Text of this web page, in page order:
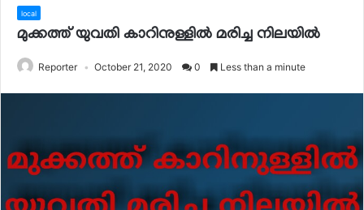
local
മുക്കത്ത് യുവതി കാറിനുള്ളില്‍ മരിച്ച നിലയില്‍
Reporter October 21, 2020 0 Less than a minute